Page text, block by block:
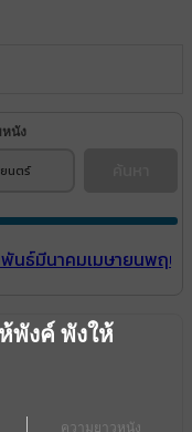
หนัง
นตร์
นธ์มีนาคมเมษายนพฤษ
ความยาวหนัง
พังค์ พังให้